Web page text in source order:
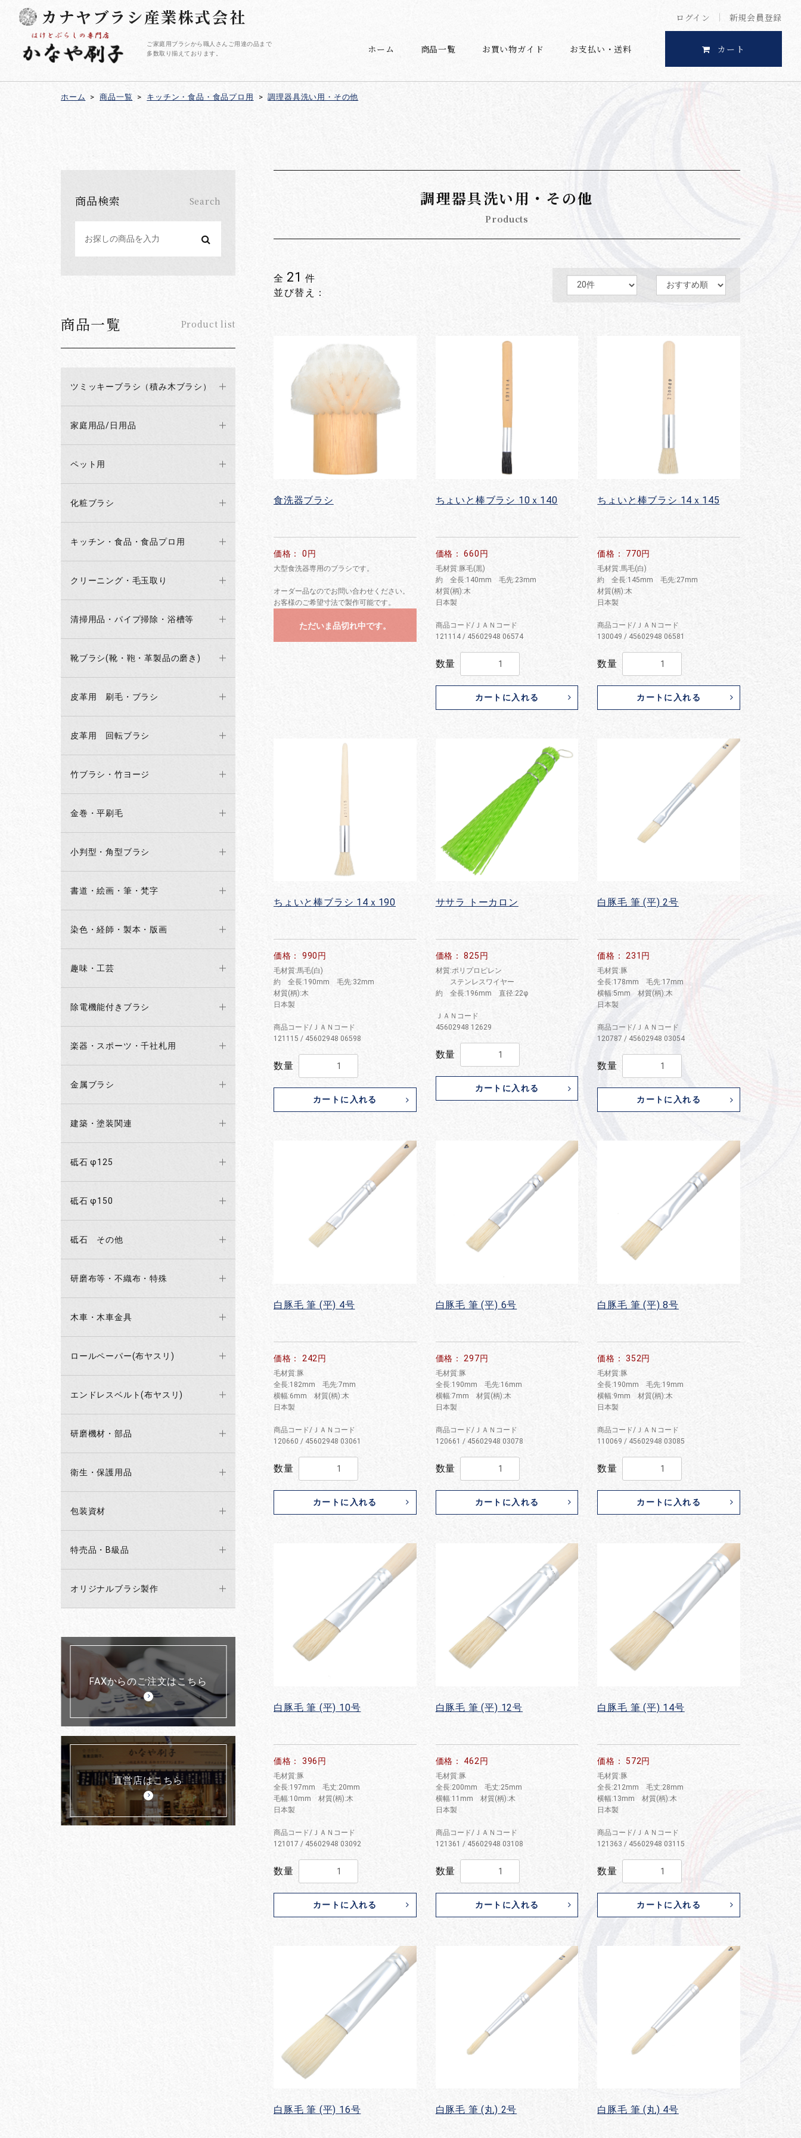
ログイン 新規会員登録
カナヤブラシ産業株式会社
ご家庭用ブラシから職人さんご用達の品まで
多数取り揃えております。
ホーム 商品一覧 お買い物ガイド お支払い・送料 カート
ホーム > 商品一覧 > キッチン・食品・食品プロ用 > 調理器具洗い用・その他
商品検索 Search
商品一覧 Product list
ツミッキーブラシ（積み木ブラシ）
家庭用品/日用品
ペット用
化粧ブラシ
キッチン・食品・食品プロ用
クリーニング・毛玉取り
清掃用品・パイプ掃除・浴槽等
靴ブラシ(靴・鞄・革製品の磨き)
皮革用 刷毛・ブラシ
皮革用 回転ブラシ
竹ブラシ・竹ヨージ
金巻・平刷毛
小判型・角型ブラシ
書道・絵画・筆・梵字
染色・経師・製本・版画
趣味・工芸
除電機能付きブラシ
楽器・スポーツ・千社札用
金属ブラシ
建築・塗装関連
砥石 φ125
砥石 φ150
砥石 その他
研磨布等・不織布・特殊
木車・木車金具
ロールペーパー(布ヤスリ)
エンドレスベルト(布ヤスリ)
研磨機材・部品
衛生・保護用品
包装資材
特売品・B級品
オリジナルブラシ製作
FAXからのご注文はこちら
直営店はこちら
調理器具洗い用・その他
Products
全 21 件
並び替え：
食洗器ブラシ
価格： 0円
大型食洗器専用のブラシです。
オーダー品なのでお問い合わせください。
お客様のご希望寸法で製作可能です。
ただいま品切れ中です。
ちょいと棒ブラシ 10ｘ140
価格： 660円
毛材質:豚毛(黒)
約 全長:140mm 毛先:23mm
材質(柄):木
日本製
商品コード/ＪＡＮコード
121114 / 45602948 06574
数量
カートに入れる
ちょいと棒ブラシ 14ｘ145
価格： 770円
毛材質:馬毛(白)
約 全長:145mm 毛先:27mm
材質(柄):木
日本製
商品コード/ＪＡＮコード
130049 / 45602948 06581
数量
カートに入れる
ちょいと棒ブラシ 14ｘ190
価格： 990円
毛材質:馬毛(白)
約 全長:190mm 毛先:32mm
材質(柄):木
日本製
商品コード/ＪＡＮコード
121115 / 45602948 06598
数量
カートに入れる
ササラ トーカロン
価格： 825円
材質:ポリプロピレン
ステンレスワイヤー
約 全長:196mm 直径:22φ
ＪＡＮコード
45602948 12629
数量
カートに入れる
白豚毛 筆 (平) 2号
価格： 231円
毛材質:豚
全長:178mm 毛先:17mm
横幅:5mm 材質(柄):木
日本製
商品コード/ＪＡＮコード
120787 / 45602948 03054
数量
カートに入れる
白豚毛 筆 (平) 4号
価格： 242円
毛材質:豚
全長:182mm 毛先:7mm
横幅:6mm 材質(柄):木
日本製
商品コード/ＪＡＮコード
120660 / 45602948 03061
数量
カートに入れる
白豚毛 筆 (平) 6号
価格： 297円
毛材質:豚
全長:190mm 毛先:16mm
横幅:7mm 材質(柄):木
日本製
商品コード/ＪＡＮコード
120661 / 45602948 03078
数量
カートに入れる
白豚毛 筆 (平) 8号
価格： 352円
毛材質:豚
全長:190mm 毛先:19mm
横幅:9mm 材質(柄):木
日本製
商品コード/ＪＡＮコード
110069 / 45602948 03085
数量
カートに入れる
白豚毛 筆 (平) 10号
価格： 396円
毛材質:豚
全長:197mm 毛丈:20mm
毛幅:10mm 材質(柄):木
日本製
商品コード/ＪＡＮコード
121017 / 45602948 03092
数量
カートに入れる
白豚毛 筆 (平) 12号
価格： 462円
毛材質:豚
全長:200mm 毛丈:25mm
横幅:11mm 材質(柄):木
日本製
商品コード/ＪＡＮコード
121361 / 45602948 03108
数量
カートに入れる
白豚毛 筆 (平) 14号
価格： 572円
毛材質:豚
全長:212mm 毛丈:28mm
横幅:13mm 材質(柄):木
日本製
商品コード/ＪＡＮコード
121363 / 45602948 03115
数量
カートに入れる
白豚毛 筆 (平) 16号 白豚毛 筆 (丸) 2号 白豚毛 筆 (丸) 4号